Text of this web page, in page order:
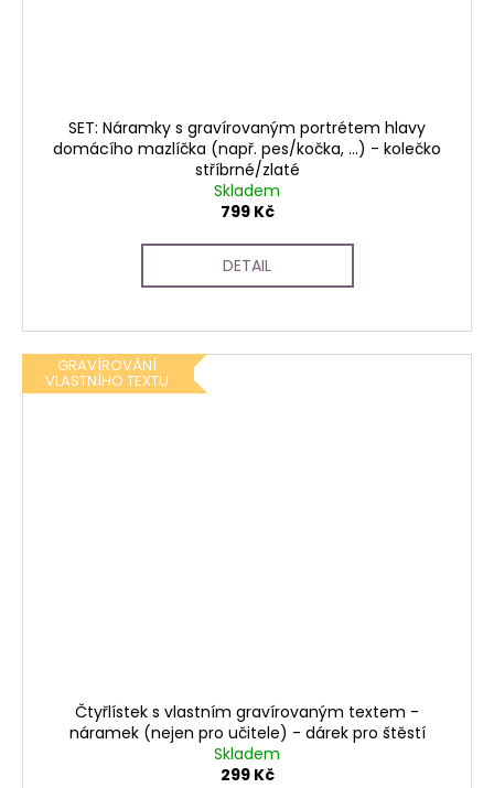
SET: Náramky s gravírovaným portrétem hlavy
domácího mazlíčka (např. pes/kočka, ...) - kolečko
stříbrné/zlaté
Skladem
799 Kč
DETAIL
GRAVÍROVÁNÍ
VLASTNÍHO TEXTU
Čtyřlístek s vlastním gravírovaným textem -
náramek (nejen pro učitele) - dárek pro štěstí
Skladem
299 Kč